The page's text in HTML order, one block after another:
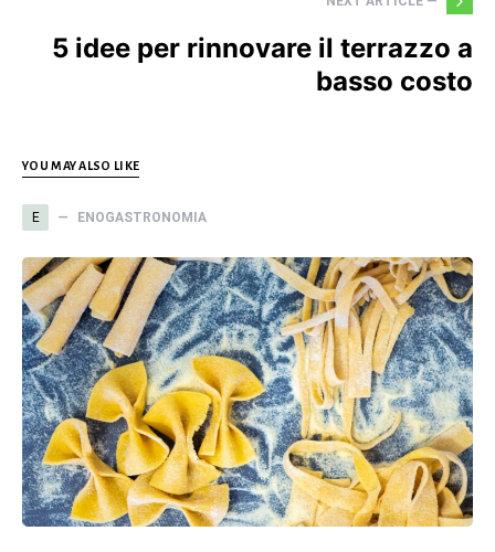
5 idee per rinnovare il terrazzo a
basso costo
YOU MAY ALSO LIKE
E ENOGASTRONOMIA